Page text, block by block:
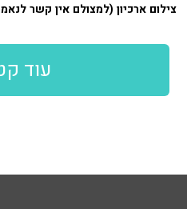
צילום ארכיון (למצולם אין קשר
עוד